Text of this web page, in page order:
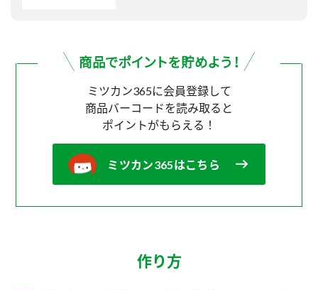
ミツカン365に会員登録して
商品バーコードを読み取ると
ポイントがもらえる！
ミツカン365はこちら
作り方